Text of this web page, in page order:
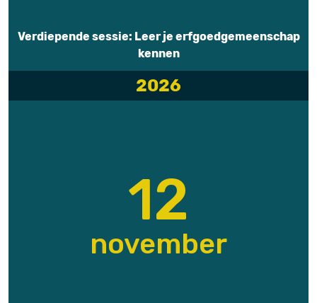
Verdiepende sessie: Leer je erfgoedgemeenschap
kennen
2026
12
november